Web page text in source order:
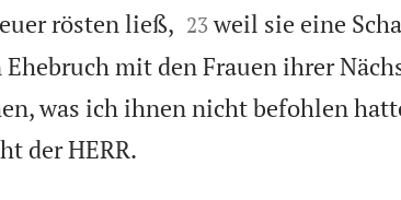
rösten ließ,
23 weil sie eine
mit den Frauen ihrer
was ich ihnen nicht befohlen
der HERR.